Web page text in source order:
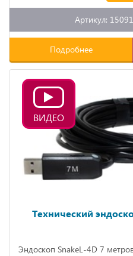
Артикул:
Подробнее
ВИДЕО
Технический
Эндоскоп SnakeL-4D 7